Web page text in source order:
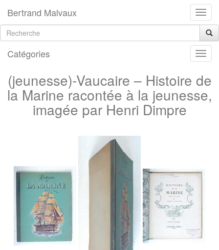
Bertrand Malvaux
Catégories
(jeunesse)-Vaucaire – Histoire de
la Marine racontée à la jeunesse,
imagée par Henri Dimpre